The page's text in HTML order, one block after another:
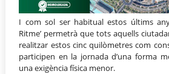
I com sol ser habitual estos últims
Ritme’ permetrà que tots aquells
realitzar estos cinc quilòmetres com
participen en la jornada d’una forma
una exigència física menor.